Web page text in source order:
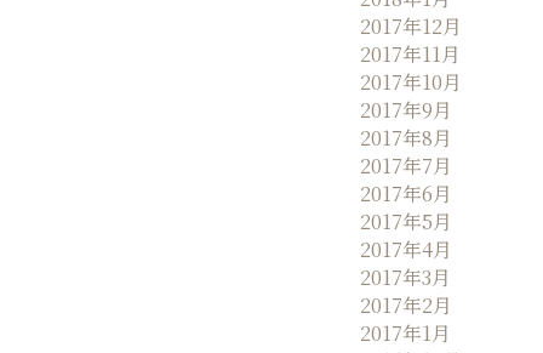
2017年12月
2017年11月
2017年10月
2017年9月
2017年8月
2017年7月
2017年6月
2017年5月
2017年4月
2017年3月
2017年2月
2017年1月